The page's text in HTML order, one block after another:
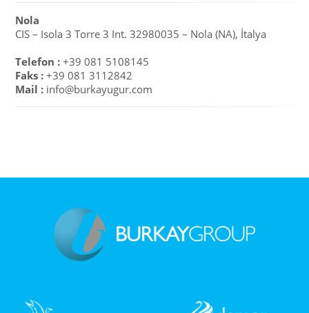
Nola
CIS – Isola 3 Torre 3 Int. 32980035 – Nola (NA), İtalya
Telefon :+39 081 5108145
Faks : +39 081 3112842
Mail :info@burkayugur.com